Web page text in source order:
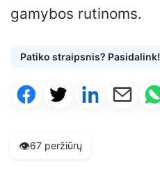
gamybos rutinoms.
Patiko straipsnis? Pasidalink!
👁️67 peržiūrų